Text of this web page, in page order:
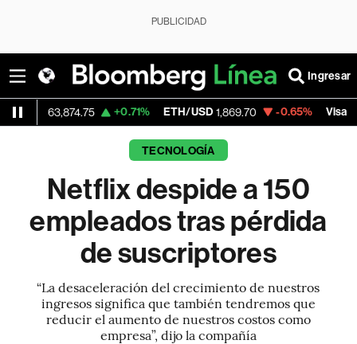
PUBLICIDAD
Ingresar
+0.71% ETH/USD 1,869.70 -0.65% Visa 366.27
TECNOLOGÍA
Netflix despide a 150
empleados tras pérdida
de suscriptores
“La desaceleración del crecimiento de nuestros
ingresos significa que también tendremos que
reducir el aumento de nuestros costos como
empresa”, dijo la compañía